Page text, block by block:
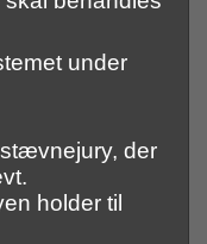
under
der
holder til